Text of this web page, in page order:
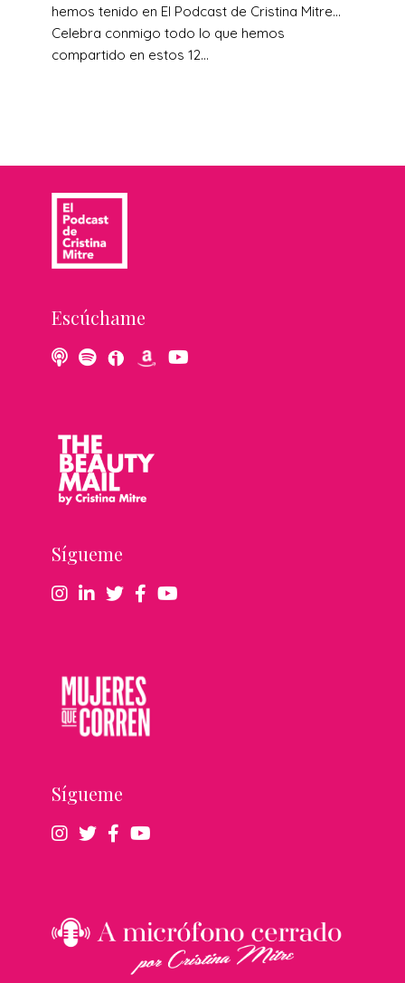
hemos tenido en El Podcast de Cristina Mitre…
Celebra conmigo todo lo que hemos
compartido en estos 12...
Escúchame
Sígueme
Sígueme